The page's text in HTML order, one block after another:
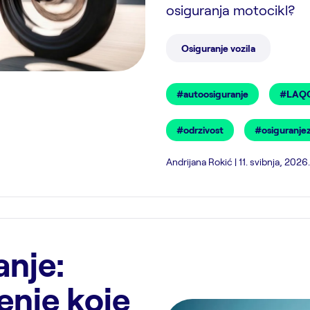
osiguranja motocikl?
Osiguranje vozila
#autoosiguranje
#odrzivost
Andrijana Rokić | 11. svibnja, 2026.
koje